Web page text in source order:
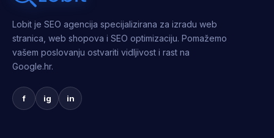
Lobit je SEO agencija specijalizirana za izradu web
stranica, web shopova i SEO optimizaciju. Pomažemo
vašem poslovanju ostvariti vidljivost i rast na
Google.hr.
f ig in